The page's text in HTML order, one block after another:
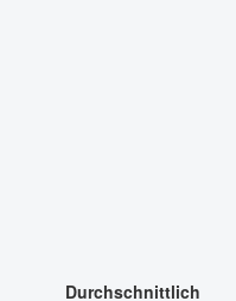
Durchschnittlich